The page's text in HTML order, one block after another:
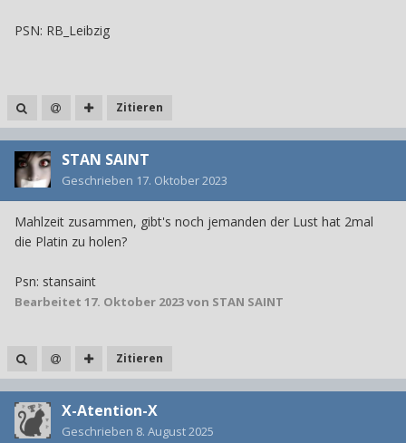
PSN: RB_Leibzig
Zitieren
STAN SAINT
Geschrieben 17. Oktober 2023
Mahlzeit zusammen, gibt's noch jemanden der Lust hat 2mal
die Platin zu holen?
Psn: stansaint
Bearbeitet 17. Oktober 2023von STAN SAINT
Zitieren
X-Atention-X
Geschrieben 8. August 2025